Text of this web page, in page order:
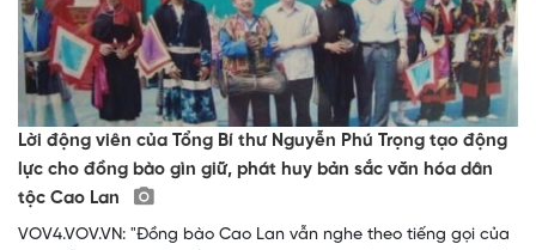
Lời động viên của Tổng Bí thư Nguyễn Phú Trọng tạo động
lực cho đồng bào gìn giữ, phát huy bản sắc văn hóa dân
tộc Cao Lan
VOV4.VOV.VN: "Đồng bào Cao Lan vẫn nghe theo tiếng gọi của